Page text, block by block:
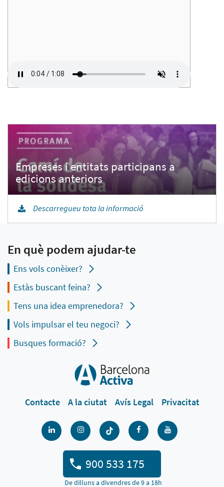
Empreses i entitats participans a
Descarregueu tota la informació
En què podem ajudar-te
Ens vols conèixer?
Estàs buscant feina?
Tens una idea emprenedora?
Vols impulsar el teu negoci?
Busques formació?
Contacte A la ciutat Avís Legal Privacitat
900 533 175
De dilluns a divendres de 9 a 18h